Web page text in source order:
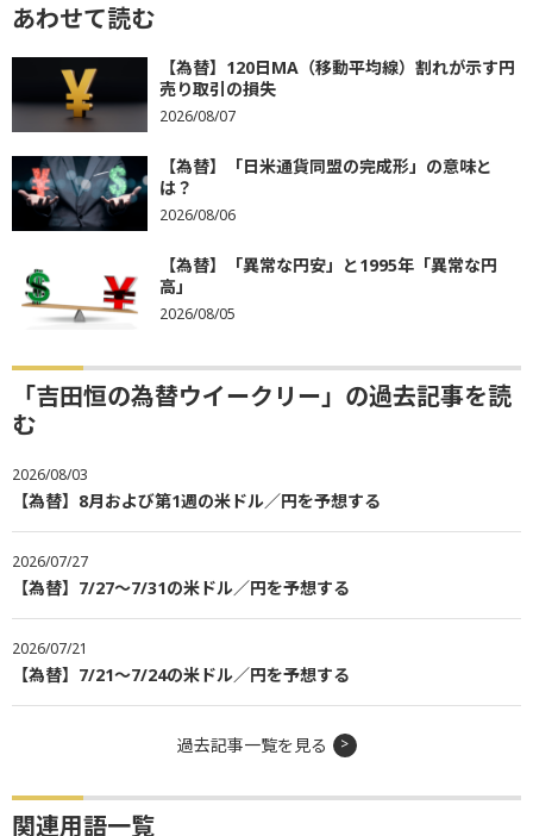
あわせて読む
【為替】120日MA（移動平均線）割れが示す円
売り取引の損失
2026/08/07
【為替】「日米通貨同盟の完成形」の意味と
は？
2026/08/06
【為替】「異常な円安」と1995年「異常な円
高」
2026/08/05
「吉田恒の為替ウイークリー」の過去記事を読
む
2026/08/03
【為替】8月および第1週の米ドル／円を予想する
2026/07/27
【為替】7/27～7/31の米ドル／円を予想する
2026/07/21
【為替】7/21～7/24の米ドル／円を予想する
過去記事一覧を見る
関連用語一覧